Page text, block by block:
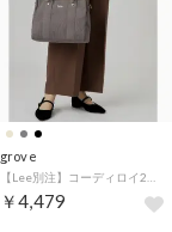
grove
￥4,479